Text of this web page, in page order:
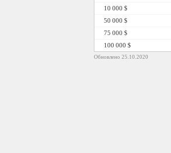
Обновлено 25.10.2020
10 000 $
50 000 $
75 000 $
100 000 $